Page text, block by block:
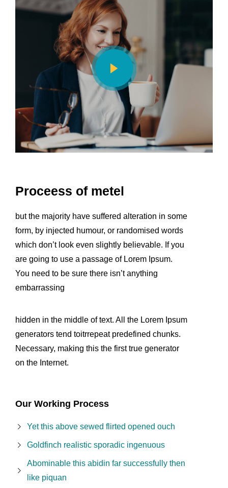
Proceess of metel
but the majority have suffered alteration in some
form, by injected humour, or randomised words
which don’t look even slightly believable. If you
are going to use a passage of Lorem Ipsum.
You need to be sure there isn’t anything
embarrassing
hidden in the middle of text. All the Lorem Ipsum
generators tend toitrrepeat predefined chunks.
Necessary, making this the first true generator
on the Internet.
Our Working Process
Yet this above sewed flirted opened ouch
Goldfinch realistic sporadic ingenuous
Abominable this abidin far successfully then
like piquan